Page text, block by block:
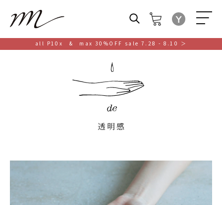
all P10x & max 30%OFF sale 7.28 - 8.10 ＞
透明感